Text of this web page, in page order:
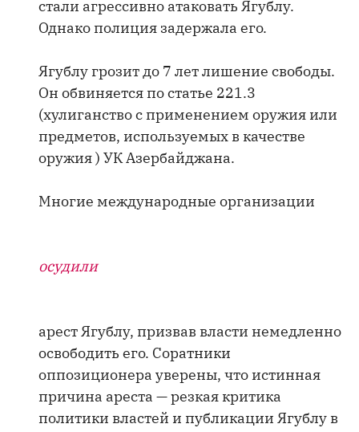
стали агрессивно атаковать Ягублу.
Однако полиция задержала его.
Ягублу грозит до 7 лет лишение свободы.
Он обвиняется по статье 221.3
(хулиганство с применением оружия или
предметов, используемых в качестве
оружия ) УК Азербайджана.
Многие международные организации
осудили
арест Ягублу, призвав власти немедленно
освободить его. Соратники
оппозиционера уверены, что истинная
причина ареста — резкая критика
политики властей и публикации Ягублу в